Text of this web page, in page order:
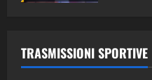
TRASMISSIONI SPORTIVE
2 28/04/